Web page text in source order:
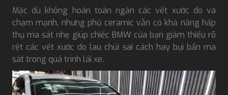
Mặc dù không hoàn toàn ngăn các vết xước do va
chạm mạnh, nhưng phủ ceramic vẫn có khả năng hấp
thụ ma sát nhẹ giúp chiếc BMW của bạn giảm thiểu rõ
rệt các vết xước do lau chùi sai cách hay bụi bẩn ma
sát trong quá trình lái xe.